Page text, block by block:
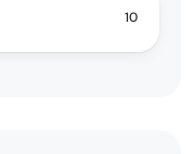
10